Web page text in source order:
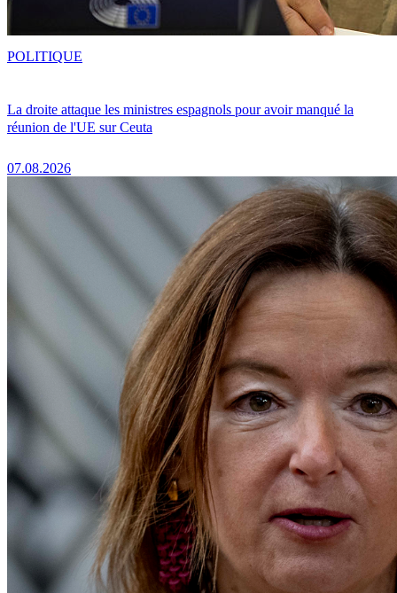
La droite attaque les ministres espagnols pour avoir manqué la
réunion de l'UE sur Ceuta
07.08.2026
POLITIQUE